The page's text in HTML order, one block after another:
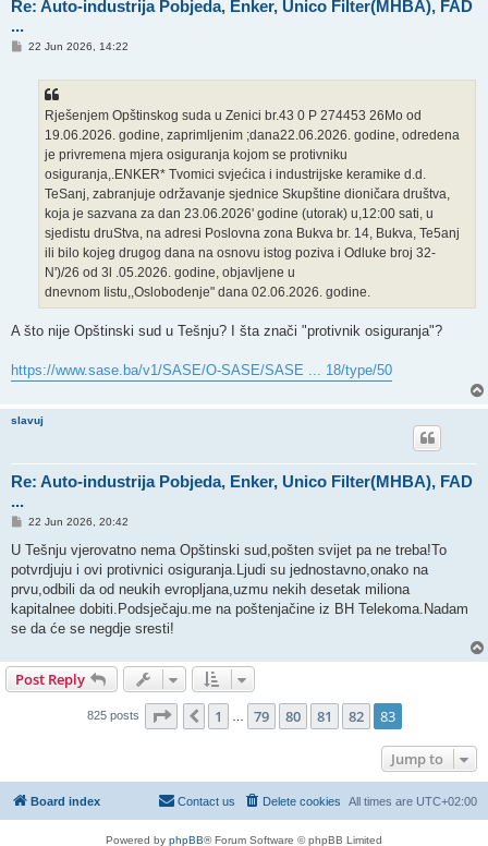
Re: Auto-industrija Pobjeda, Enker, Unico Filter(MHBA), FAD
...
P22 Jun 2026, 14:22
Rješenjem Opštinskog suda u Zenici br.43 0 P 274453 26Mo od
19.06.2026. godine, zaprimljenim ;dana22.06.2026. godine, odredena
je privremena mjera osiguranja kojom se protivniku
osiguranja,.ENKER* Tvomici svjećica i industrijske keramike d.d.
TeSanj, zabranjuje održavanje sjednice Skupštine dioničara društva,
koja je sazvana za dan 23.06.2026' godine (utorak) u,12:00 sati, u
sjedistu druStva, na adresi Poslovna zona Bukva br. 14, Bukva, Te5anj
ili bilo kojeg drugog dana na osnovu istog poziva i Odluke broj 32-
N')/26 od 3l .05.2026. godine, objavljene u
dnevnom Iistu,,Oslobodenje" dana 02.06.2026. godine.
A što nije Opštinski sud u Tešnju? I šta znači "protivnik osiguranja"?
https://www.sase.ba/v1/SASE/O-SASE/SASE ... 18/type/50
slavuj
Re: Auto-industrija Pobjeda, Enker, Unico Filter(MHBA), FAD
...
P
s
22 Jun 2026, 20:42
U Tešnju vjerovatno nema Opštinski sud,pošten svijet pa ne treba!To
potvrdjuju i ovi protivnici osiguranja.Ljudi su jednostavno,onako na
prvu,odbili da od neukih evropljana,uzmu nekih desetak miliona
kapitalnee dobiti.Podsječaju.me na poštenjačine iz BH Telekoma.Nadam
se da će se negdje sresti!
Post Reply
825 posts Page 83 of 83
Previous
1 … 79 80 81 82 83
Jump to
Board index All times are UTC+02:00
Delete cookies
Contact us
Powered by phpBB® Forum Software © phpBB Limited